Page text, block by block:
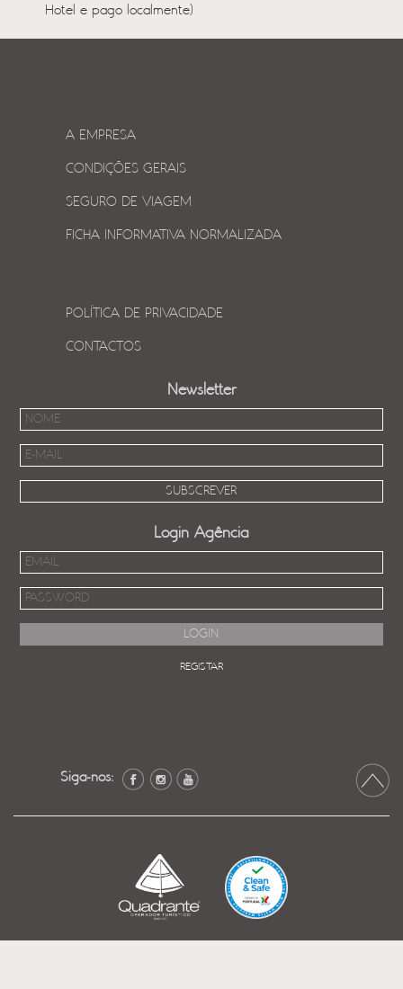
Hotel e pago localmente)
A EMPRESA
CONDIÇÕES GERAIS
SEGURO DE VIAGEM
FICHA INFORMATIVA NORMALIZADA
POLÍTICA DE PRIVACIDADE
CONTACTOS
Newsletter
Login Agência
REGISTAR
Siga-nos: